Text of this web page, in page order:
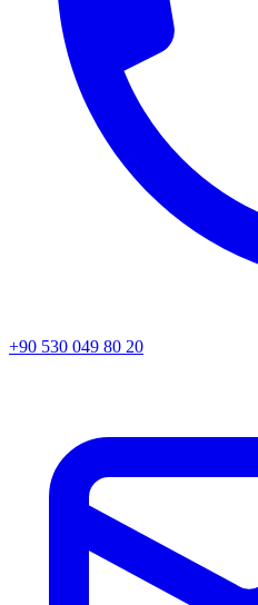
+90 530 049 80 20